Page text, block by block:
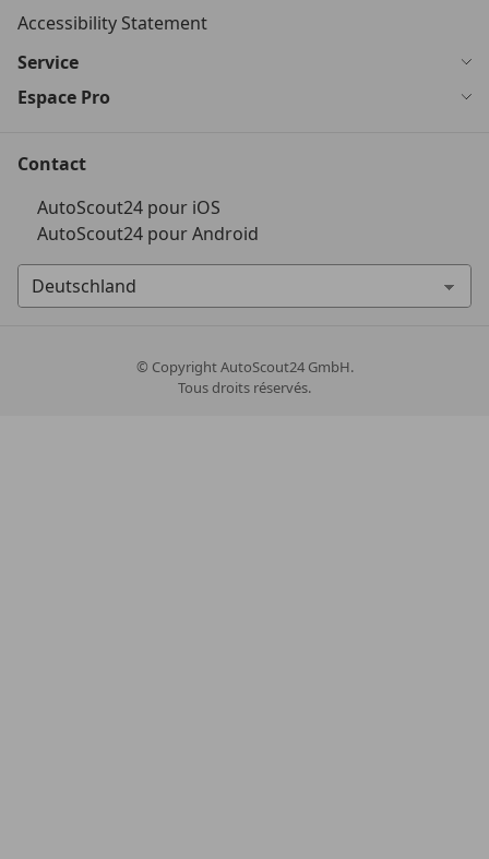
Accessibility Statement
Service
Espace Pro
Contact
AutoScout24 pour iOS
AutoScout24 pour Android
© CopyrightAutoScout24 GmbH.
Tous droits réservés.